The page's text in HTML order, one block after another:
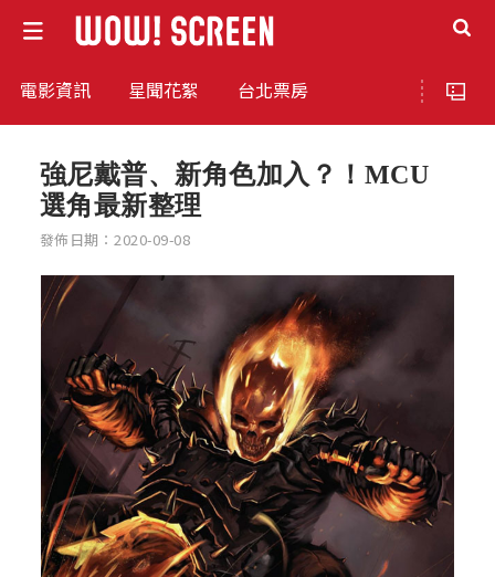
電影資訊 星聞花絮 台北票房
強尼戴普、新角色加入？！MCU
選角最新整理
發佈日期：2020-09-08